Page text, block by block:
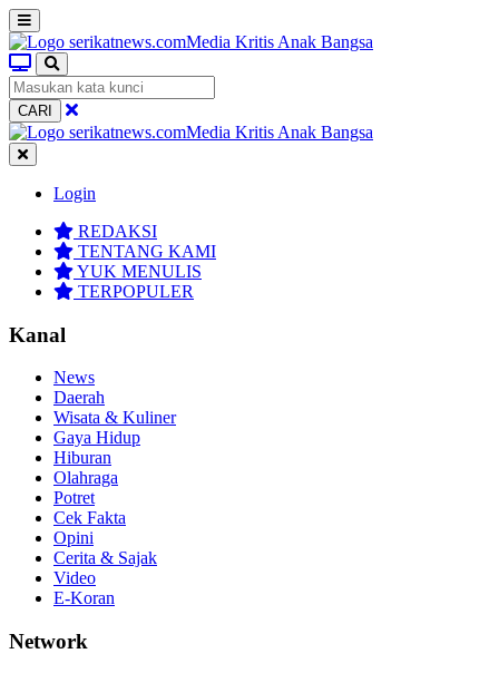
CARI
Login
REDAKSI
TENTANG KAMI
YUK MENULIS
TERPOPULER
Kanal
News
Daerah
Wisata & Kuliner
Gaya Hidup
Hiburan
Olahraga
Potret
Cek Fakta
Opini
Cerita & Sajak
Video
E-Koran
Network